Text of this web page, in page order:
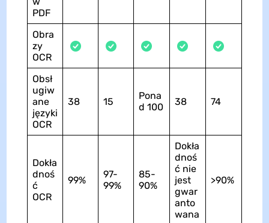
PDF
Obra
zy
OCR
Obsł
ugiw
ane
języki
OCR
38 15
Pona
d 100
38 74
Dokła
dnoś
ć
OCR
99%
97-
99%
85-
90%
Dokła
dnoś
ć nie
jest
gwar
anto
wana
>90%